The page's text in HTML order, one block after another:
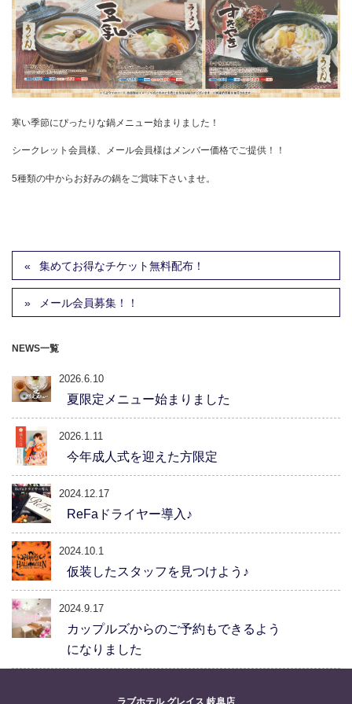
寒い季節にぴったりな鍋メニュー始まりました！
シークレット会員様、メール会員様はメンバー価格でご提供！！
5種類の中からお好みの鍋をご賞味下さいませ。
集めてお得なチケット無料配布！
メール会員募集！！
NEWS一覧
2026.6.10
夏限定メニュー始まりました
2026.1.11
今年成人式を迎えた方限定
2024.12.17
ReFaドライヤー導入♪
2024.10.1
仮装したスタッフを見つけよう♪
2024.9.17
カップルズからのご予約もできるよう
になりました
ラブホテル グレイス 岐阜店